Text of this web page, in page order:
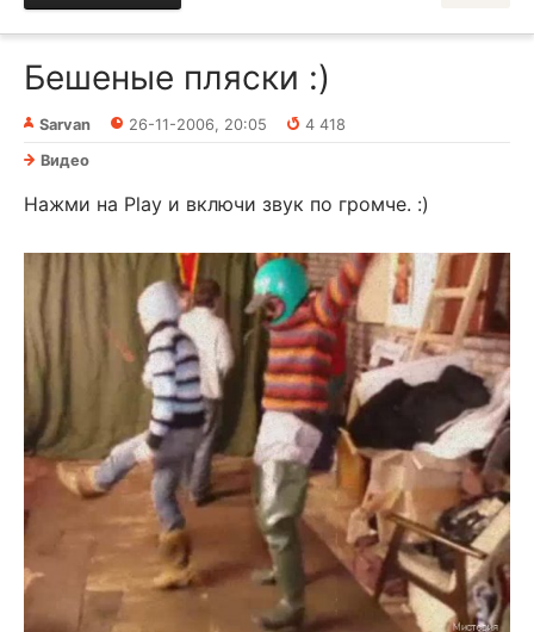
Бешеные пляски :)
Sarvan 26-11-2006, 20:05
4 418
Видео
Нажми на Play и включи звук по громче. :)